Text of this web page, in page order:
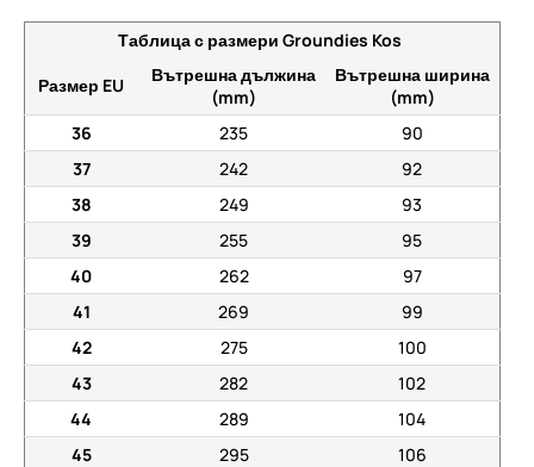
Таблица с размери Groundies Kos
Размер EU
Вътрешна дължина
(mm)
Вътрешна ширина
(mm)
36
235
90
37
242
92
38
249
93
39
255
95
40
262
97
41
269
99
42
275
100
43
282
102
44
289
104
45
295
106